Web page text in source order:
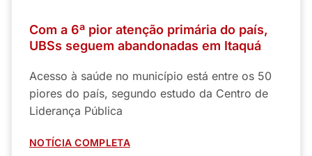
Com a 6ª pior atenção primária do país,
UBSs seguem abandonadas em Itaquá
Acesso à saúde no município está entre os 50
piores do país, segundo estudo da Centro de
Liderança Pública
NOTÍCIA COMPLETA